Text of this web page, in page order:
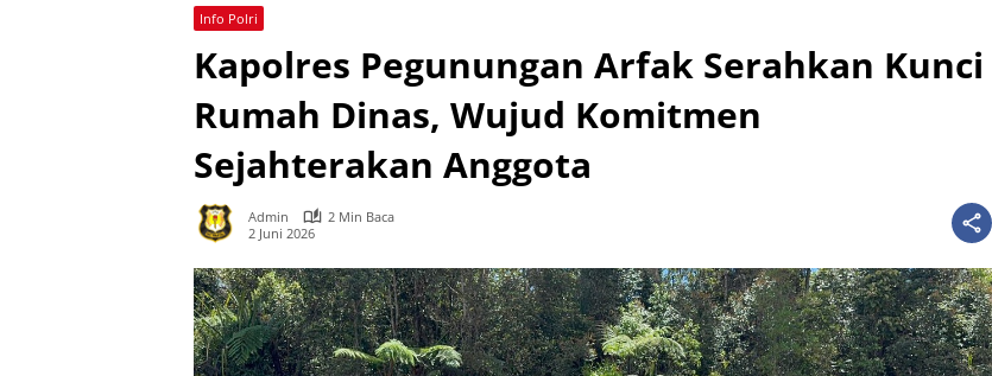
Info Polri
Kapolres Pegunungan Arfak Serahkan Kunci
Rumah Dinas, Wujud Komitmen
Sejahterakan Anggota
Admin
2 Min Baca
2 Juni 2026